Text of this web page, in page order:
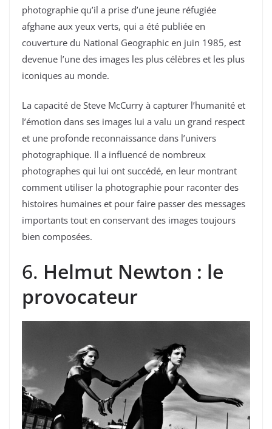
photographie qu’il a prise d’une jeune réfugiée
afghane aux yeux verts, qui a été publiée en
couverture du National Geographic en juin 1985, est
devenue l’une des images les plus célèbres et les plus
iconiques au monde.
La capacité de Steve McCurry à capturer l’humanité et
l’émotion dans ses images lui a valu un grand respect
et une profonde reconnaissance dans l’univers
photographique. Il a influencé de nombreux
photographes qui lui ont succédé, en leur montrant
comment utiliser la photographie pour raconter des
histoires humaines et pour faire passer des messages
importants tout en conservant des images toujours
bien composées.
6. Helmut Newton : le
provocateur